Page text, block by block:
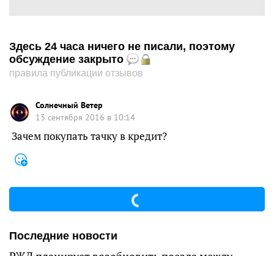
Здесь 24 часа ничего не писали, поэтому
обсуждение закрыто
правила публикации отзывов
Солнечный Ветер
13 сентября 2016 в 10:14
Зачем покупать тачку в кредит?
Последние новости